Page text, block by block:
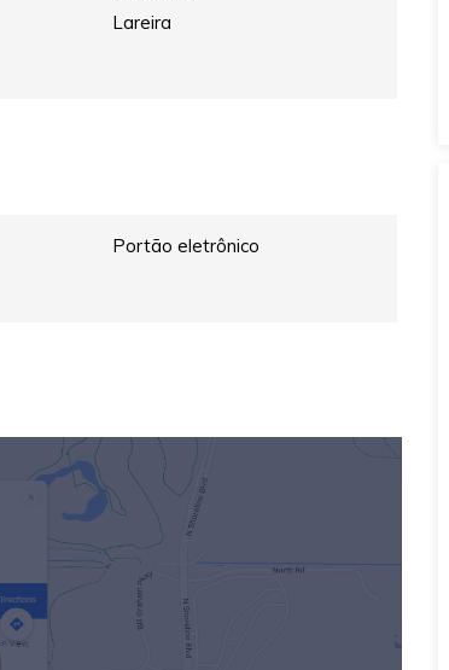
Lareira
Portão eletrônico